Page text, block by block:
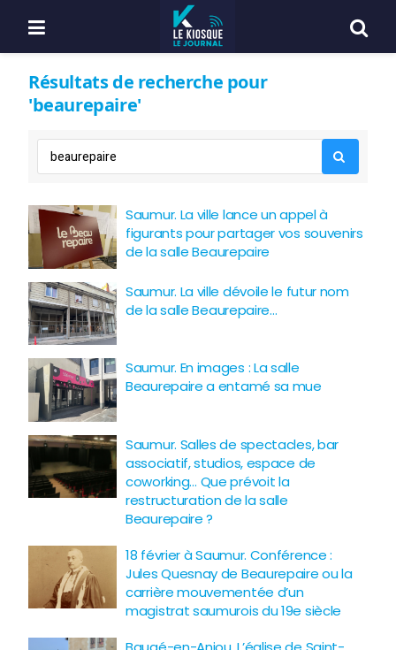
Résultats de recherche pour
'beaurepaire'
Saumur. La ville lance un appel à
figurants pour partager vos souvenirs
de la salle Beaurepaire
Saumur. La ville dévoile le futur nom
de la salle Beaurepaire…
Saumur. En images : La salle
Beaurepaire a entamé sa mue
Saumur. Salles de spectacles, bar
associatif, studios, espace de
coworking… Que prévoit la
restructuration de la salle
Beaurepaire ?
18 février à Saumur. Conférence :
Jules Quesnay de Beaurepaire ou la
carrière mouvementée d’un
magistrat saumurois du 19e siècle